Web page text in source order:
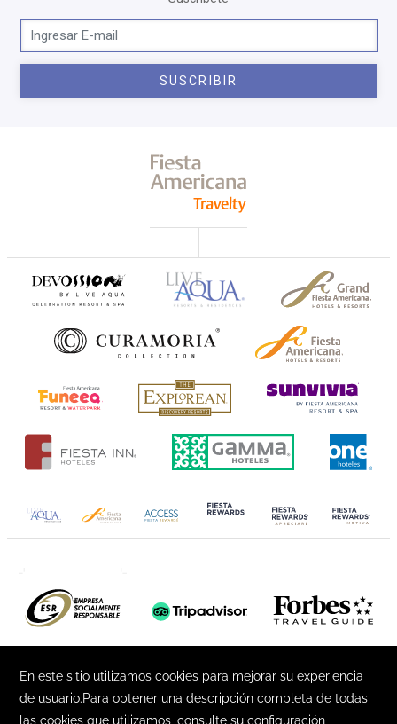
SUSCRIBIR